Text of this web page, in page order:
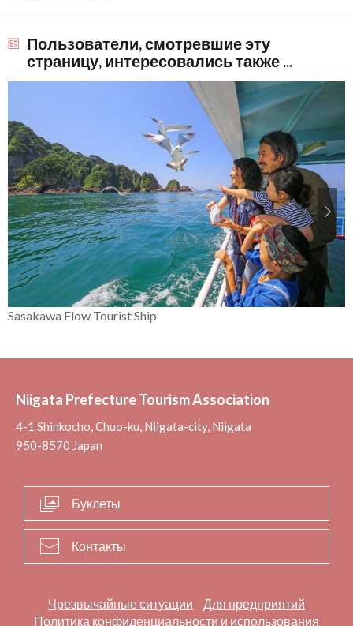
Пользователи, смотревшие эту
страницу, интересовались также ...
Sasakawa Flow Tourist Ship
Niigata Prefecture Tourism Association
4-1 Shinkocho, Chuo-ku, Niigata-city, Niigata
950-8570 Japan
Буклеты
Контакты
Чрезвычайные ситуации
Для предприятий
Политика конфиденциальности и использования